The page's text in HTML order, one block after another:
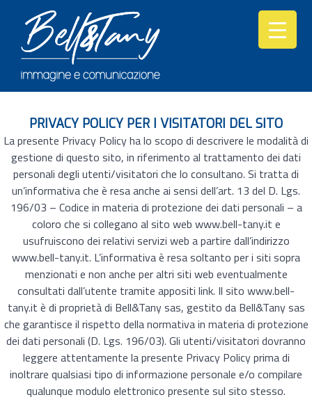
PRIVACY POLICY PER I VISITATORI DEL SITO
La presente Privacy Policy ha lo scopo di descrivere le modalità di
gestione di questo sito, in riferimento al trattamento dei dati
personali degli utenti/visitatori che lo consultano. Si tratta di
un’informativa che è resa anche ai sensi dell’art. 13 del D. Lgs.
196/03 – Codice in materia di protezione dei dati personali – a
coloro che si collegano al sito web www.bell-tany.it e
usufruiscono dei relativi servizi web a partire dall’indirizzo
www.bell-tany.it. L’informativa è resa soltanto per i siti sopra
menzionati e non anche per altri siti web eventualmente
consultati dall’utente tramite appositi link. Il sito www.bell-
tany.it è di proprietà di Bell&Tany sas, gestito da Bell&Tany sas
che garantisce il rispetto della normativa in materia di protezione
dei dati personali (D. Lgs. 196/03). Gli utenti/visitatori dovranno
leggere attentamente la presente Privacy Policy prima di
inoltrare qualsiasi tipo di informazione personale e/o compilare
qualunque modulo elettronico presente sul sito stesso.